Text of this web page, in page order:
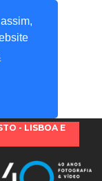
- LISBOA E